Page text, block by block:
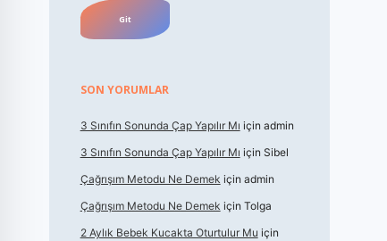
SON YORUMLAR
3 Sınıfın Sonunda Çap Yapılır Mı için admin
3 Sınıfın Sonunda Çap Yapılır Mı için Sibel
Çağrışım Metodu Ne Demek için admin
Çağrışım Metodu Ne Demek için Tolga
2 Aylık Bebek Kucakta Oturtulur Mu için